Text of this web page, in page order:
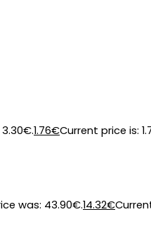
1.76€Current price is:
was: 43.90€.14.32€